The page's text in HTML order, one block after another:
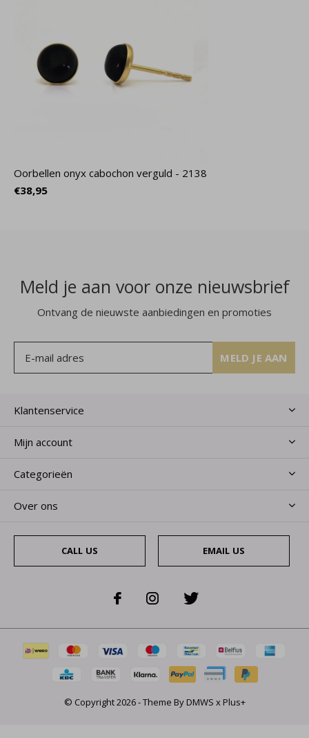
Oorbellen onyx cabochon verguld - 2138
€38,95
Meld je aan voor onze nieuwsbrief
Ontvang de nieuwste aanbiedingen en promoties
MELD JE AAN
Klantenservice
Mijn account
Categorieën
Over ons
CALL US EMAIL US
© Copyright2026- Theme ByDMWS xPlus+